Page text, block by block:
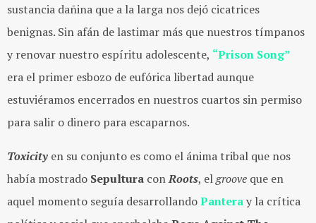
sustancia dañina que a la larga nos dejó cicatrices
benignas. Sin afán de lastimar más que nuestros tímpanos
y renovar nuestro espíritu adolescente, “Prison Song”
era el primer esbozo de eufórica libertad aunque
estuviéramos encerrados en nuestros cuartos sin permiso
para salir o dinero para escaparnos.
Toxicity en su conjunto es como el ánima tribal que nos
había mostrado Sepultura conRoots, elgroove que en
aquel momento seguía desarrollandoPanteray la crítica